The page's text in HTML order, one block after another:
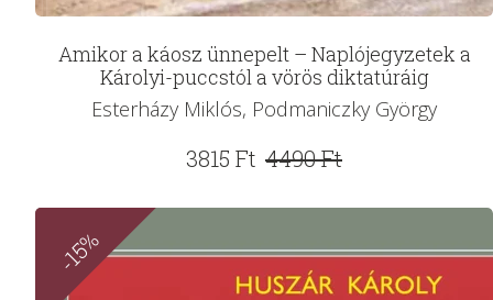
Amikor a káosz ünnepelt – Naplójegyzetek a
Károlyi-puccstól a vörös diktatúráig
Esterházy Miklós, Podmaniczky György
4490Ft
Original
4490 Ft.
3815 Ft
Current
3815 Ft.
-15%